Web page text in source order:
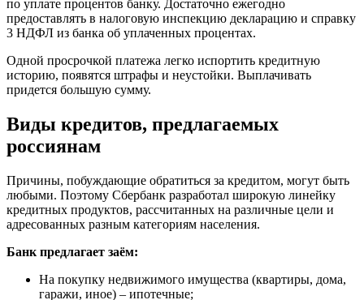
по уплате процентов банку. Достаточно ежегодно
предоставлять в налоговую инспекцию декларацию и справку
3 НДФЛ из банка об уплаченных процентах.
Одной просрочкой платежа легко испортить кредитную
историю, появятся штрафы и неустойки. Выплачивать
придется большую сумму.
Виды кредитов, предлагаемых
россиянам
Причины, побуждающие обратиться за кредитом, могут быть
любыми. Поэтому Сбербанк разработал широкую линейку
кредитных продуктов, рассчитанных на различные цели и
адресованных разным категориям населения.
Банк предлагает заём:
На покупку недвижимого имущества (квартиры, дома,
гаражи, иное) – ипотечные;